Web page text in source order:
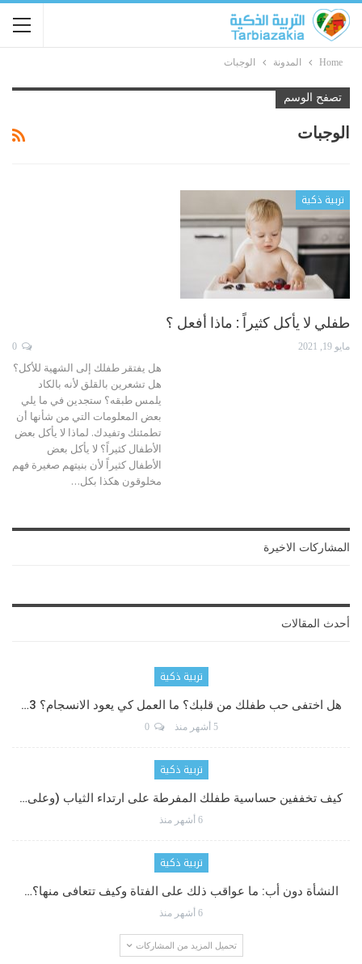
Home المدونة الوجبات
تصفح الوسم
الوجبات
تربية ذكية
طفلي لا يأكل كثيراً : ماذا أفعل ؟
مايو 19, 2021
هل يفتقر طفلك إلى الشهية للأكل؟
هل تشعرين بالقلق لأنه بالكاد
يلمس طبقه؟ ستجدين في ما يلي
بعض المعلومات التي من شأنها أن
تطمئنك وتفيدك. لماذا لا يأكل بعض
الأطفال كثيراً؟ لا يأكل بعض
الأطفال كثيراً لأن بنيتهم صغيرة فهم
مخلوقون هكذا بكل…
المشاركات الاخيرة
أحدث المقالات
تربية ذكية
هل اختفى حب طفلك من قلبك؟ ما العمل كي يعود الانسجام؟ 3…
5 أشهر منذ 0
تربية ذكية
كيف تخففين حساسية طفلك المفرطة على ارتداء الثياب (وعلى…
6 أشهر منذ
تربية ذكية
النشأة دون أب: ما عواقب ذلك على الفتاة وكيف تتعافى منها؟…
6 أشهر منذ
تحميل المزيد من المشاركات